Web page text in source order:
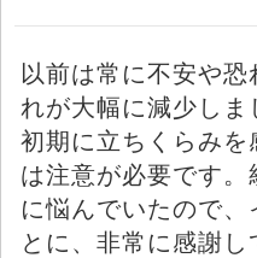
以前は常に不安や
れが大幅に減少し
初期に立ちくらみ
は注意が必要です
に悩んでいたので
とに、非常に感謝し